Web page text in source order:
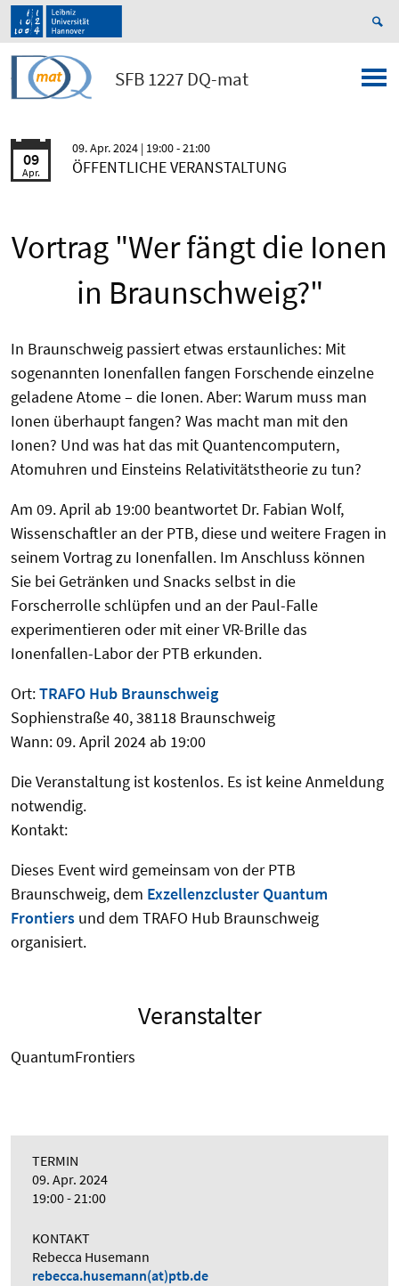
SFB 1227 DQ-mat
09
Apr.
09. Apr. 2024 | 19:00 - 21:00
ÖFFENTLICHE VERANSTALTUNG
Vortrag "Wer fängt die Ionen
in Braunschweig?"
In Braunschweig passiert etwas erstaunliches: Mit
sogenannten Ionenfallen fangen Forschende einzelne
geladene Atome – die Ionen. Aber: Warum muss man
Ionen überhaupt fangen? Was macht man mit den
Ionen? Und was hat das mit Quantencomputern,
Atomuhren und Einsteins Relativitätstheorie zu tun?
Am 09. April ab 19:00 beantwortet Dr. Fabian Wolf,
Wissenschaftler an der PTB, diese und weitere Fragen in
seinem Vortrag zu Ionenfallen. Im Anschluss können
Sie bei Getränken und Snacks selbst in die
Forscherrolle schlüpfen und an der Paul-Falle
experimentieren oder mit einer VR-Brille das
Ionenfallen-Labor der PTB erkunden.
Ort:TRAFO Hub Braunschweig
Sophienstraße 40, 38118 Braunschweig
Wann: 09. April 2024 ab 19:00
Die Veranstaltung ist kostenlos. Es ist keine Anmeldung
notwendig.
Kontakt:
Dieses Event wird gemeinsam von der PTB
Braunschweig, dem Exzellenzcluster Quantum
Frontiers und dem TRAFO Hub Braunschweig
organisiert.
Veranstalter
QuantumFrontiers
TERMIN
09. Apr. 2024
19:00 - 21:00
KONTAKT
Rebecca Husemann
rebecca.husemann(at)ptb.de